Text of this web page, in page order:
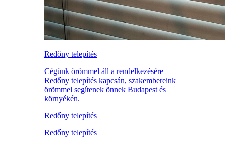
Redőny telepítés
Cégünk örömmel áll a rendelkezésére
Redőny telepítés kapcsán, szakembereink
örömmel segítenek önnek Budapest és
környékén.
Redőny telepítés
Redőny telepítés